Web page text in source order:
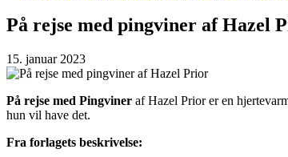
Bech's Books
På rejse med pingviner af Hazel
15. januar 2023
På rejse med Pingviner af Hazel Prior er en
hun vil have det.
Fra forlagets beskrivelse: